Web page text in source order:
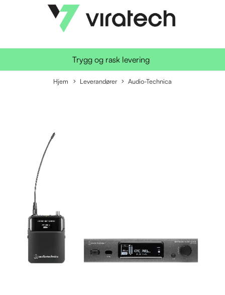
Trygg og rask levering
Hjem Leverandører Audio-Technica